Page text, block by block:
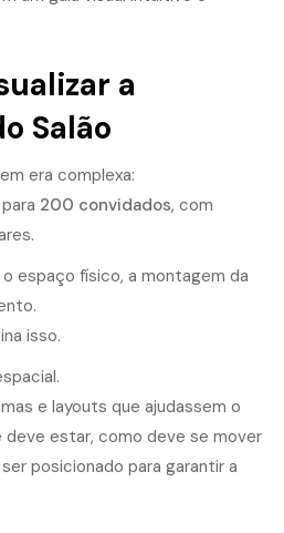
a
Salão
era complexa:
200 convidados, com
espaço físico, a montagem da
isso.
e layouts que ajudassem o
deve estar, como deve se mover
posicionado para garantir a